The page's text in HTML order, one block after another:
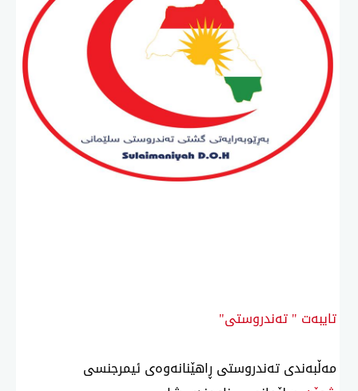
تایبەت " تەندروستی"
مەڵبەندی تەندروستی ڕاهێنانەوەی ئیمرجنسی